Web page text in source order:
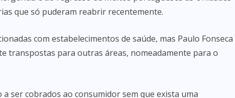
que só puderam reabrir recentemente.
com estabelecimentos de saúde, mas Paulo Fonseca
transpostas para outras áreas, nomeadamente para o
ser cobrados ao consumidor sem que exista uma